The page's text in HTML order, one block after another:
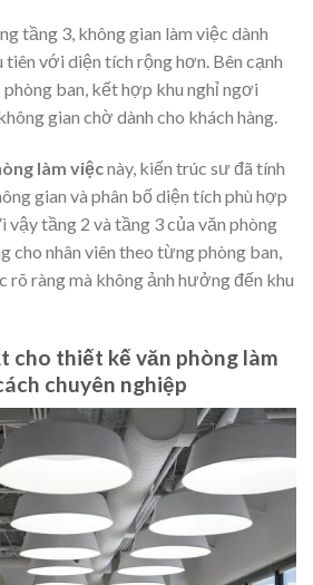
tầng 3, không gian làm việc dành
với diện tích rộng hơn. Bên cạnh
phòng ban, kết hợp khu nghỉ ngơi
gian chờ dành cho khách hàng.
làm việcnày, kiến trúc sư đã tính
gian và phân bố diện tích phù hợp
vậy tầng 2 và tầng 3 của văn phòng
cho nhân viên theo từng phòng ban,
rõ ràng mà không ảnh hưởng đến khu
cho thiết kế văn phòng làm
chuyên nghiệp